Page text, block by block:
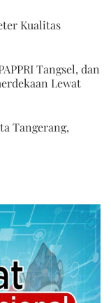
Kualitas
Tangsel, dan
Lewat
Tangerang,